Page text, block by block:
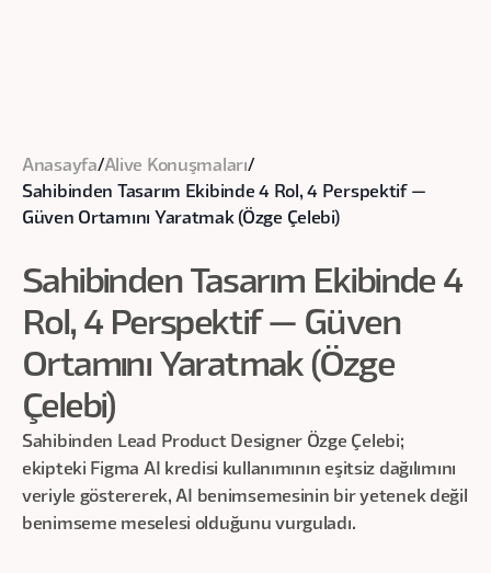
Anasayfa/Alive Konuşmaları/
Sahibinden Tasarım Ekibinde 4 Rol, 4 Perspektif —
Güven Ortamını Yaratmak (Özge Çelebi)
Sahibinden Tasarım Ekibinde 4
Rol, 4 Perspektif — Güven
Ortamını Yaratmak (Özge
Çelebi)
Sahibinden Lead Product Designer Özge Çelebi;
ekipteki Figma AI kredisi kullanımının eşitsiz dağılımını
veriyle göstererek, AI benimsemesinin bir yetenek değil
benimseme meselesi olduğunu vurguladı.